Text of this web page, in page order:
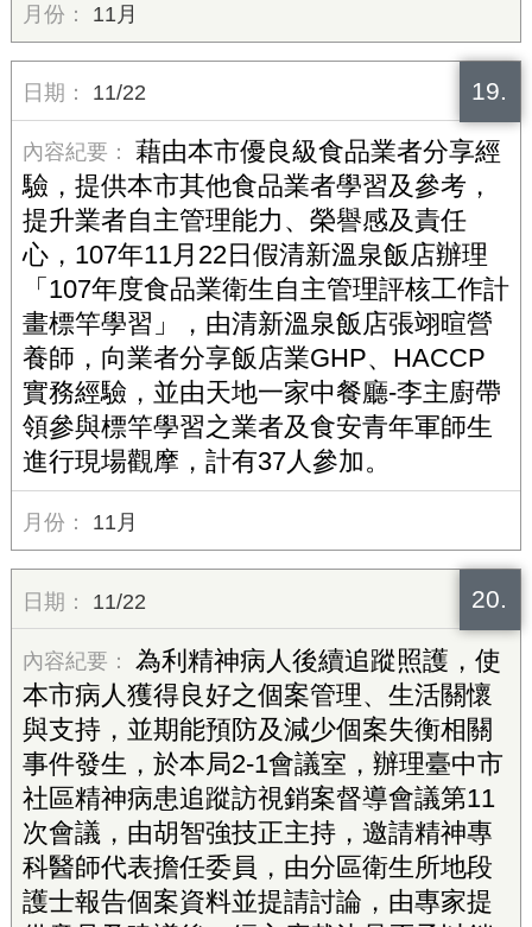
11月
19.
11/22
藉由本市優良級食品業者分享經
驗，提供本市其他食品業者學習及參考，
提升業者自主管理能力、榮譽感及責任
心，107年11月22日假清新溫泉飯店辦理
「107年度食品業衛生自主管理評核工作計
畫標竿學習」，由清新溫泉飯店張翊暄營
養師，向業者分享飯店業GHP、HACCP
實務經驗，並由天地一家中餐廳-李主廚帶
領參與標竿學習之業者及食安青年軍師生
進行現場觀摩，計有37人參加。
11月
20.
11/22
為利精神病人後續追蹤照護，使
本市病人獲得良好之個案管理、生活關懷
與支持，並期能預防及減少個案失衡相關
事件發生，於本局2-1會議室，辦理臺中市
社區精神病患追蹤訪視銷案督導會議第11
次會議，由胡智強技正主持，邀請精神專
科醫師代表擔任委員，由分區衛生所地段
護士報告個案資料並提請討論，由專家提